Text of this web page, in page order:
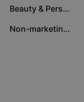
Beauty & Personal care Effect Display
Non-marketing Infographics Project Journey